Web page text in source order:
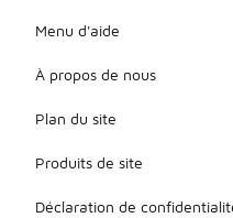
Menu d'aide
À propos de nous
Plan du site
Produits de site
Déclaration de